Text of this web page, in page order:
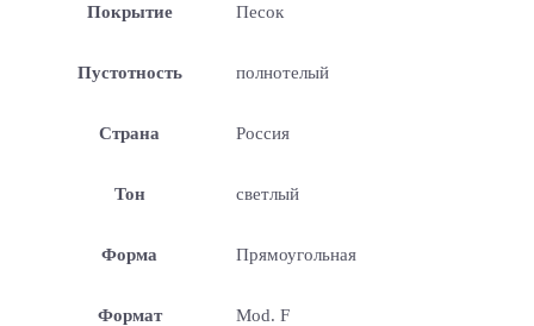
Покрытие Песок
Пустотность полнотелый
Страна Россия
Тон светлый
Форма Прямоугольная
Формат Mod. F